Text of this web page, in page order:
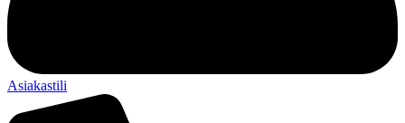
Asiakastili